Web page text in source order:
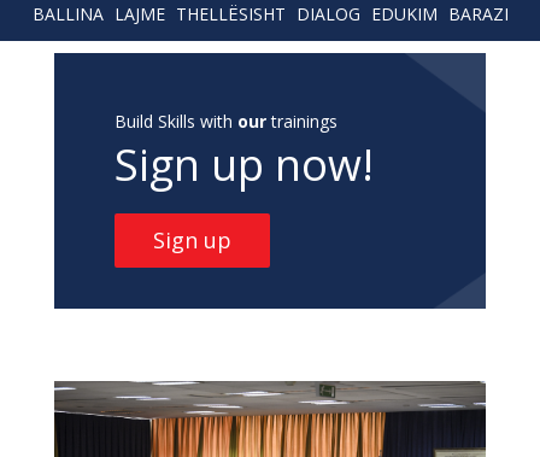
BALLINA LAJME THELLËSISHT DIALOG EDUKIM BARAZI
Build Skills with ourtrainings
Sign up now!
Sign up